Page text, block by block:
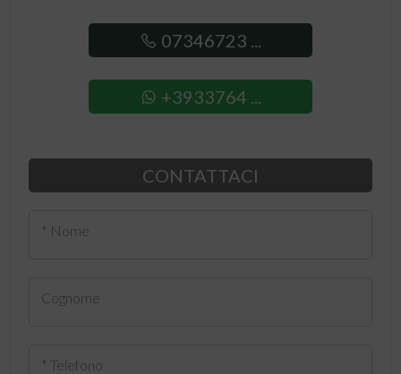
07346723 ...
+3933764 ...
CONTATTACI
* Nome
Cognome
* Telefono